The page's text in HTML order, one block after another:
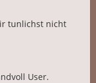
tunlichst nicht
User.